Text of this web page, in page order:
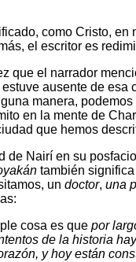
como Cristo,
el escritor es
que el narrador
ausente de
manera,
en la mente de
que hemos
de Nairí en su
también
un doctor, una
cosa es que por
de la historia
y hoy están